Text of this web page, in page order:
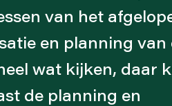
van het
en planning van
wat kijken, daar
de planning en